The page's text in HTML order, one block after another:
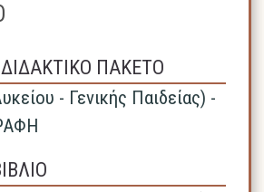
ΠΑΚΕΤΟ
- Γενικής Παιδείας) -